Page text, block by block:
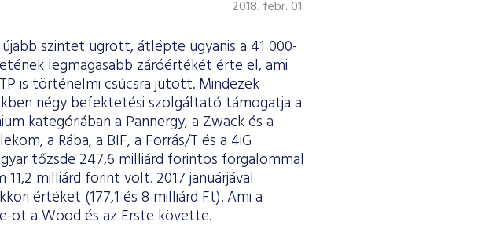
2018. febr. 01.
szintet ugrott, átlépte ugyanis a 41 000-
legmagasabb záróértékét érte el, ami
is történelmi csúcsra jutott. Mindezek
négy befektetési szolgáltató támogatja a
kategóriában a Pannergy, a Zwack és a
a Rába, a BIF, a Forrás/T és a 4iG
tőzsde 247,6 milliárd forintos forgalommal
milliárd forint volt. 2017 januárjával
értéket (177,1 és 8 milliárd Ft). Ami a
ot a Wood és az Erste követte.